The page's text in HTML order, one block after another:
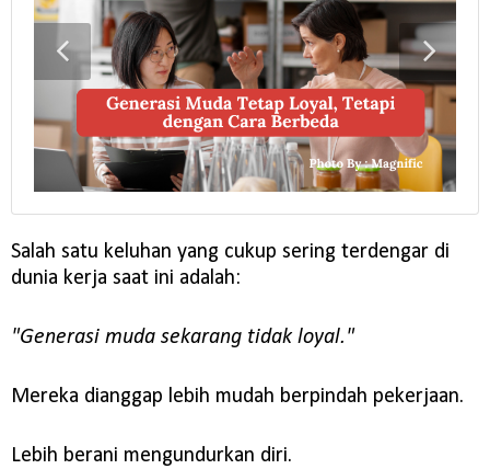
Salah satu keluhan yang cukup sering terdengar di
dunia kerja saat ini adalah:
"Generasi muda sekarang tidak loyal."
Mereka dianggap lebih mudah berpindah pekerjaan.
Lebih berani mengundurkan diri.